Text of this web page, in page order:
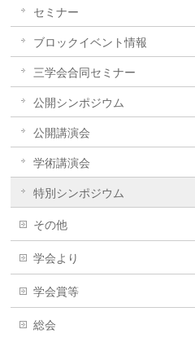
セミナー
ブロックイベント情報
三学会合同セミナー
公開シンポジウム
公開講演会
学術講演会
特別シンポジウム
その他
学会より
学会賞等
総会